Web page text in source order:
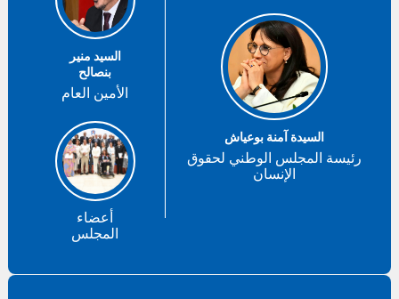
السيدة آمنة بوعياش
رئيسة المجلس الوطني لحقوق
الإنسان
السيد منير
بنصالح
الأمين العام
أعضاء
المجلس